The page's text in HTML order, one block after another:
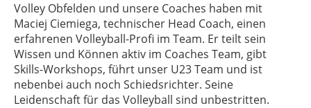
Volley Obfelden und unsere Coaches haben mit
Maciej Ciemiega, technischer Head Coach, einen
erfahrenen Volleyball-Profi im Team. Er teilt sein
Wissen und Können aktiv im Coaches Team, gibt
Skills-Workshops, führt unser U23 Team und ist
nebenbei auch noch Schiedsrichter. Seine
Leidenschaft für das Volleyball sind unbestritten.